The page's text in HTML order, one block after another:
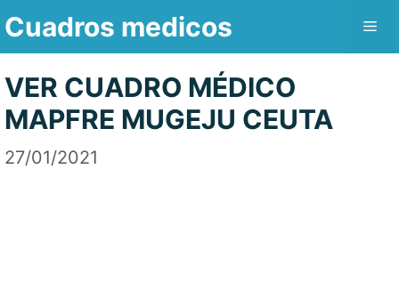
Saltar
contenido
Cuadros medicos
VER CUADRO MÉDICO
MAPFRE MUGEJU CEUTA
27/01/2021